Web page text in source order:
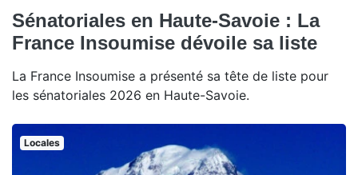
Sénatoriales en Haute-Savoie : La
France Insoumise dévoile sa liste
La France Insoumise a présenté sa tête de liste pour
les sénatoriales 2026 en Haute-Savoie.
Locales